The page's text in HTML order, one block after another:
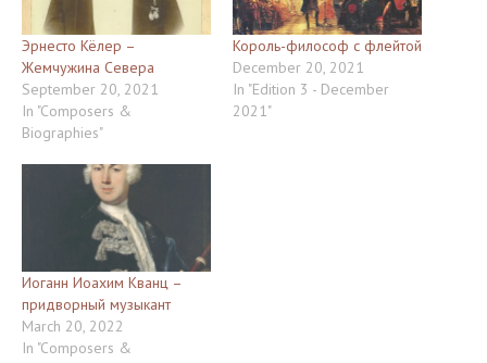
Эрнесто Кёлер –
Жемчужина Севера
September 20, 2021
In "Composers &
Biographies"
Король-философ с флейтой
December 20, 2021
In "Edition 3 - December
2021"
Иоганн Иоахим Кванц –
придворный музыкант
March 20, 2022
In "Composers &